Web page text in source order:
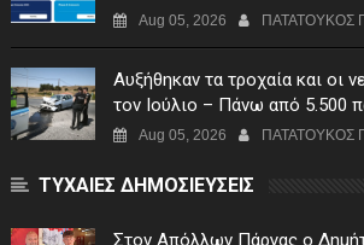
Αίτηση Ενίσχυσης
Aug 05, 2026 ΠΑΤΑΤΟΥΚΟΣ
Αυξήθηκαν τα τροχαία και οι
τον Ιούλιο – Πάνω από 5.500
Aug 05, 2026 ΠΑΤΑΤΟΥΚΟΣ
ΤΥΧΑΙΕΣ ΔΗΜΟΣΙΕΥΣΕΙΣ
Στον Απόλλων Πάργας ο